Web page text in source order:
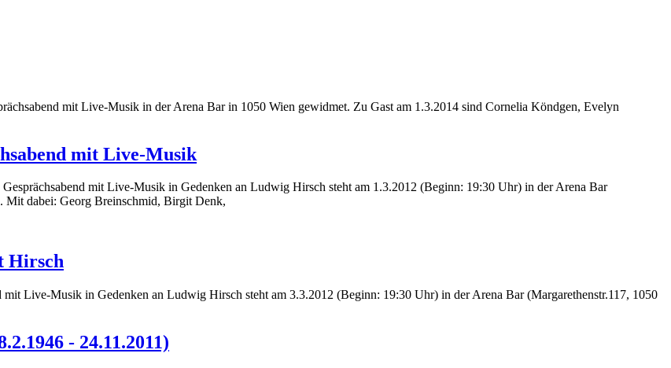
mit Live-Musik in der Arena Bar in 1050 Wien gewidmet. Zu Gast am 1.3.2014 sind Cornelia Köndgen, Evelyn
mit Live-Musik
mit Live-Musik in Gedenken an Ludwig Hirsch steht am 1.3.2012 (Beginn: 19:30 Uhr) in der Arena Bar
Mit dabei: Georg Breinschmid, Birgit Denk,
Hirsch
Live-Musik in Gedenken an Ludwig Hirsch steht am 3.3.2012 (Beginn: 19:30 Uhr) in der Arena Bar (Margarethenstr.117, 1050
- 24.11.2011)